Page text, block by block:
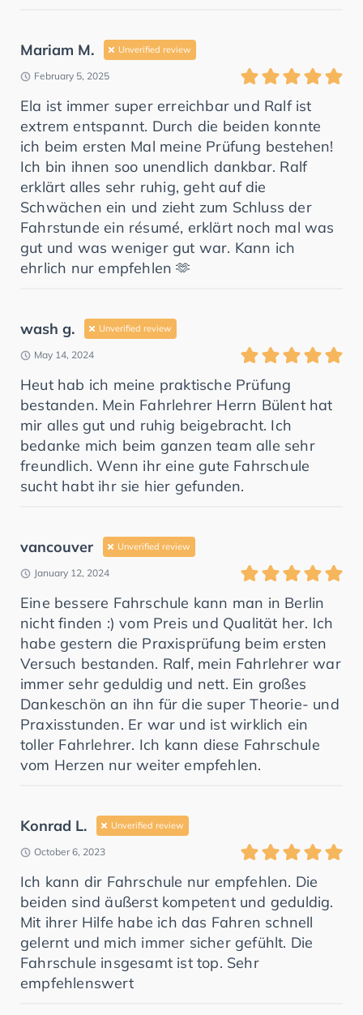
Mariam M. Unverified review
February 5, 2025
Ela ist immer super erreichbar und Ralf ist
extrem entspannt. Durch die beiden konnte
ich beim ersten Mal meine Prüfung bestehen!
Ich bin ihnen soo unendlich dankbar. Ralf
erklärt alles sehr ruhig, geht auf die
Schwächen ein und zieht zum Schluss der
Fahrstunde ein résumé, erklärt noch mal was
gut und was weniger gut war. Kann ich
ehrlich nur empfehlen 🫶
wash g. Unverified review
May 14, 2024
Heut hab ich meine praktische Prüfung
bestanden. Mein Fahrlehrer Herrn Bülent hat
mir alles gut und ruhig beigebracht. Ich
bedanke mich beim ganzen team alle sehr
freundlich. Wenn ihr eine gute Fahrschule
sucht habt ihr sie hier gefunden.
vancouver Unverified review
January 12, 2024
Eine bessere Fahrschule kann man in Berlin
nicht finden :) vom Preis und Qualität her. Ich
habe gestern die Praxisprüfung beim ersten
Versuch bestanden. Ralf, mein Fahrlehrer war
immer sehr geduldig und nett. Ein großes
Dankeschön an ihn für die super Theorie- und
Praxisstunden. Er war und ist wirklich ein
toller Fahrlehrer. Ich kann diese Fahrschule
vom Herzen nur weiter empfehlen.
Konrad L. Unverified review
October 6, 2023
Ich kann dir Fahrschule nur empfehlen. Die
beiden sind äußerst kompetent und geduldig.
Mit ihrer Hilfe habe ich das Fahren schnell
gelernt und mich immer sicher gefühlt. Die
Fahrschule insgesamt ist top. Sehr
empfehlenswert